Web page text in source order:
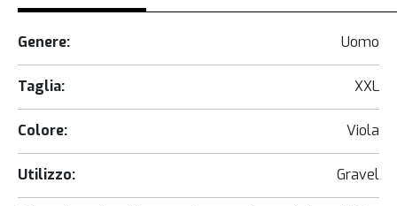
Genere: Uomo
Taglia: XXL
Colore: Viola
Utilizzo: Gravel